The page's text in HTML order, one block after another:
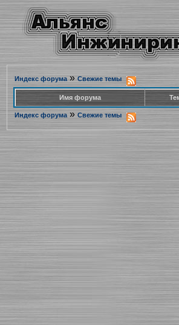
Индекс форума» Свежие темы
Имя форума
Индекс форума » Свежие темы